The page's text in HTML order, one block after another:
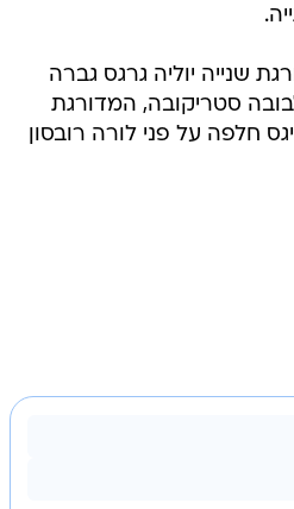
שנייה יוליה גרגס גברה
זחלבובה סטריקובה, המדורגת
חלפה על פני לורה רובסון